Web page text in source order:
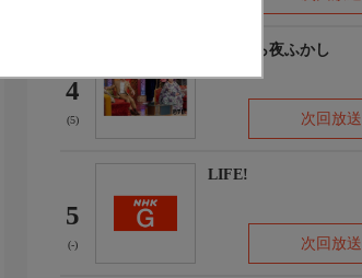
4
(5)
月曜から夜ふかし
次回放送
5
(-)
LIFE!
次回放送